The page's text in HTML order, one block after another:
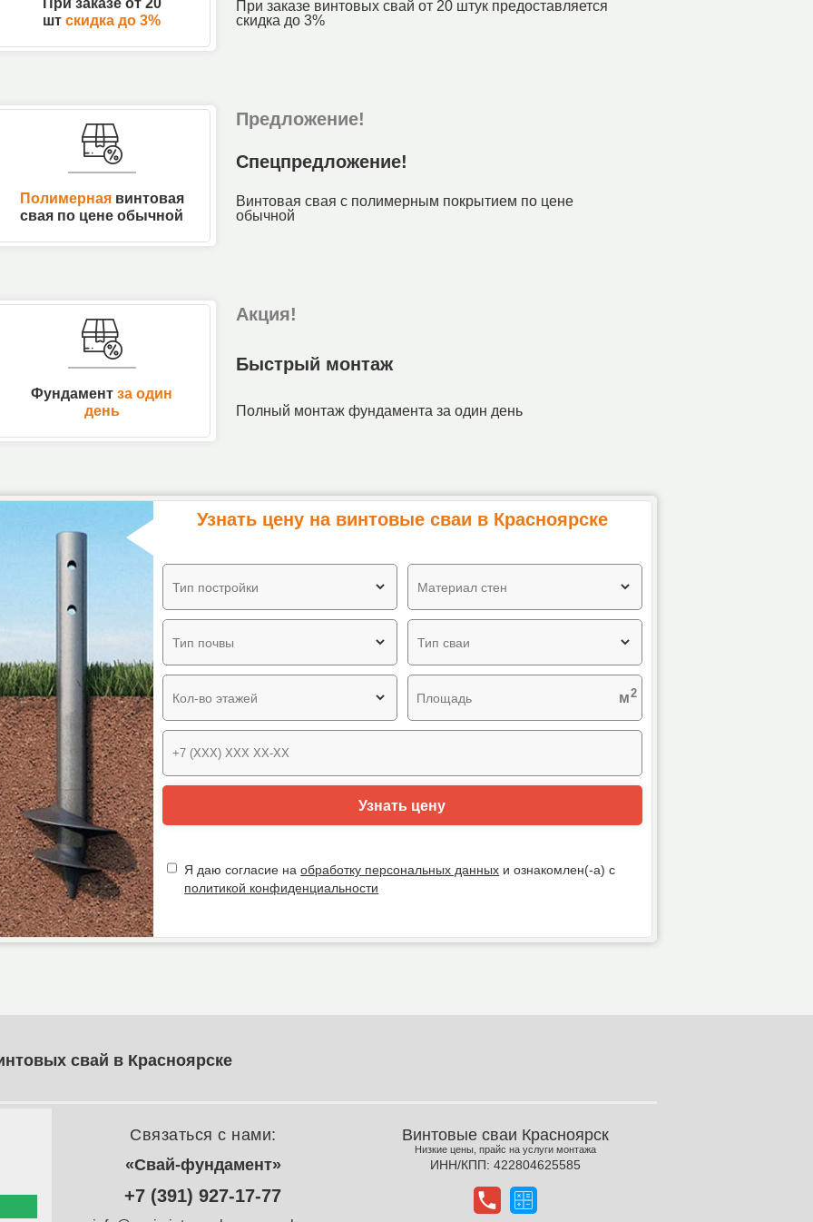
шт скидка до 3%
При заказе винтовых свай от 20 штук предоставляется
скидка до 3%
Полимернаявинтовая
свая по цене обычной
Предложение!
Спецпредложение!
Винтовая свая с полимерным покрытием по цене
обычной
Фундаментза один
день
Акция!
Быстрый монтаж
Полный монтаж фундамента за один день
Узнать цену на винтовые сваи в Красноярске
Тип постройки Материал стен
Тип почвы Тип сваи
Кол-во этажей м2
Площадь
Узнать цену
Я даю согласие наобработку персональных данных и ознакомлен(-а) с
политикой конфиденциальности
свай в Красноярске
Связаться с нами:
«Свай-фундамент»
+7 (391) 927-17-77
Винтовые сваи Красноярск
Низкие цены, прайс на услуги монтажа
ИНН/КПП: 422804625585